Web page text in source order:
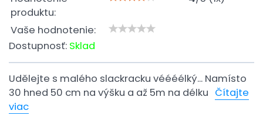
produktu:
Vaše hodnotenie:
Dostupnosť: Sklad
Udělejte s malého slackracku véééélký... Namísto
30 hned 50 cm na výšku a až 5m na délku Čítajte
viac